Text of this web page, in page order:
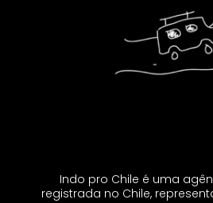
Indo pro Chile é uma
registrada no Chile,